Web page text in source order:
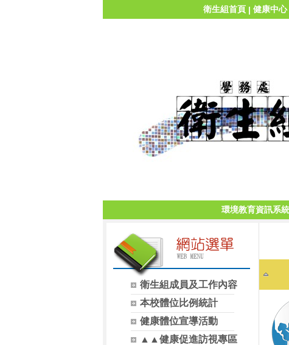
衛生組首頁 | 健康中心
環境教育資訊系統
衛生組成員及工作內容
本校體位比例統計
健康體位宣導活動
▲▲健康促進訪視專區